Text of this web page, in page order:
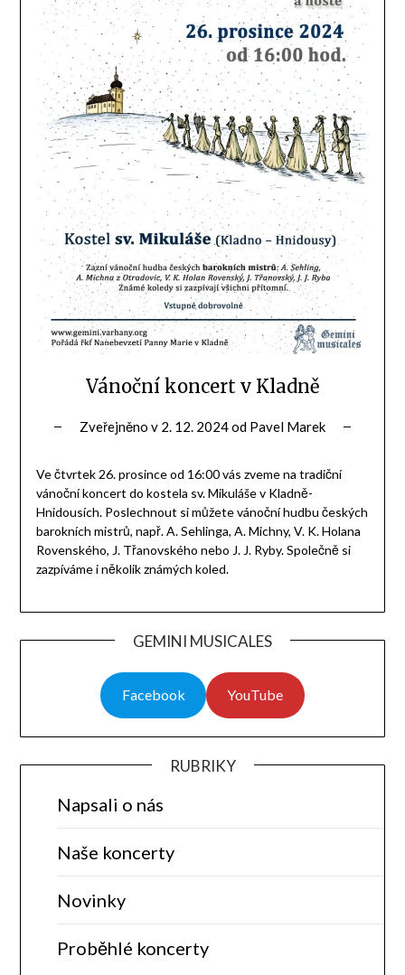
Vánoční koncert v Kladně
Zveřejněno v 2. 12. 2024od Pavel Marek
Ve čtvrtek 26. prosince od 16:00 vás zveme na tradiční
vánoční koncert do kostela sv. Mikuláše v Kladně-
Hnidousích. Poslechnout si můžete vánoční hudbu českých
barokních mistrů, např. A. Sehlinga, A. Michny, V. K. Holana
Rovenského, J. Třanovského nebo J. J. Ryby. Společně si
zazpíváme i několik známých koled.
GEMINI MUSICALES
Facebook YouTube
RUBRIKY
Napsali o nás
Naše koncerty
Novinky
Proběhlé koncerty